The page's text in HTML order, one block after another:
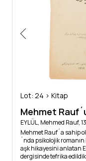
Lot: 24 > Kitap
Mehmet
EYLÜL, Mehmed Rauf,
Mehmet Rauf´a sahip
´nda psikolojik
aşk hikayesini anlatan
dergisinde tefrika